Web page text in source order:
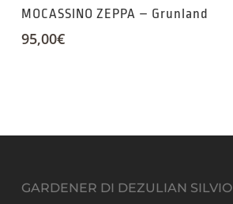
MOCASSINO ZEPPA – Grunland
95,00€
GARDENER DI DEZULIAN SILVIO